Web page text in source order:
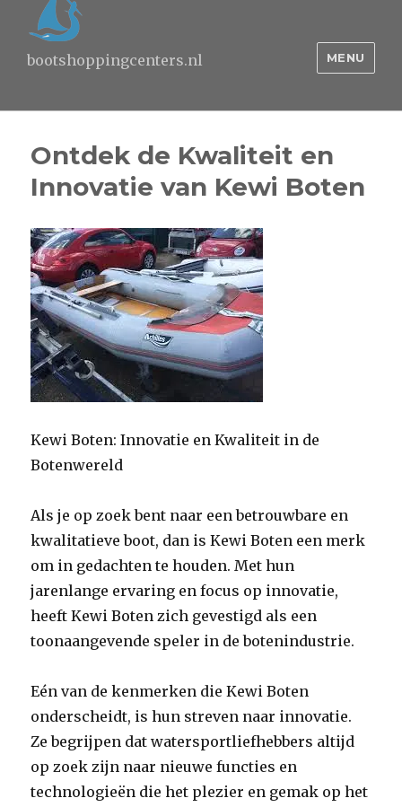
bootshoppingcenters.nl MENU
Ontdek de Kwaliteit en
Innovatie van Kewi Boten
Kewi Boten: Innovatie en Kwaliteit in de
Botenwereld
Als je op zoek bent naar een betrouwbare en
kwalitatieve boot, dan is Kewi Boten een merk
om in gedachten te houden. Met hun
jarenlange ervaring en focus op innovatie,
heeft Kewi Boten zich gevestigd als een
toonaangevende speler in de botenindustrie.
Eén van de kenmerken die Kewi Boten
onderscheidt, is hun streven naar innovatie.
Ze begrijpen dat watersportliefhebbers altijd
op zoek zijn naar nieuwe functies en
technologieën die het plezier en gemak op het